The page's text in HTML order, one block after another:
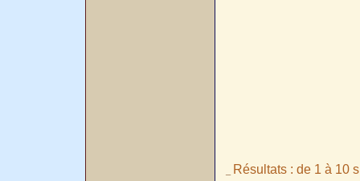
Résultats : de 1 à 10